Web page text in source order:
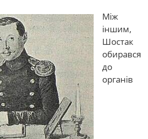
Між
іншим,
Шостак
обирався
до
органів